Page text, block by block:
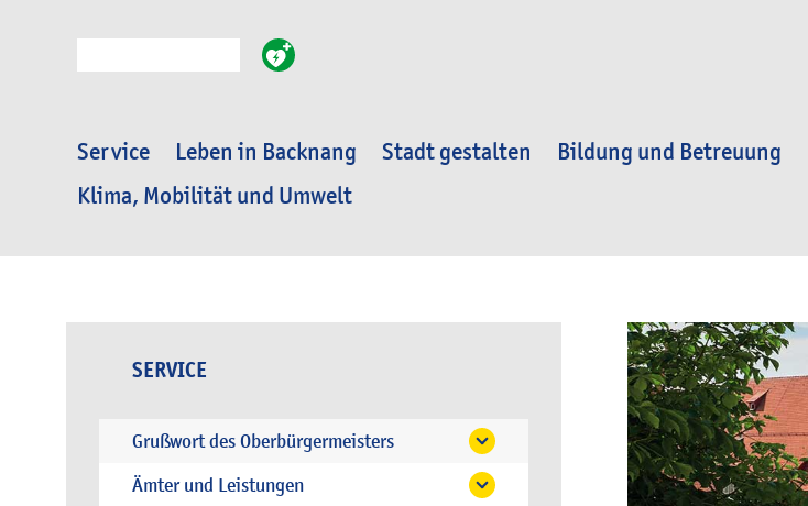
Service Leben in Backnang Stadt gestalten Bildung und Betreuung
Klima, Mobilität und Umwelt
SERVICE
Grußwort des Oberbürgermeisters
Ämter und Leistungen